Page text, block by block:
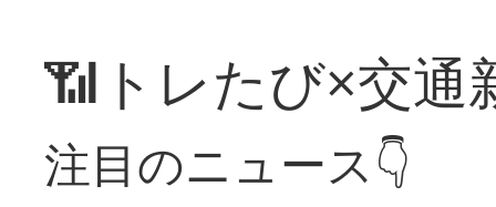
📶トレたび×交通
注目のニュース👇